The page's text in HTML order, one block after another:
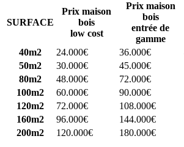
SURFACE
Prix maison
bois
low cost
Prix maison
bois
entrée de
gamme
40m2
24.000€ 36.000€
50m2
30.000€ 45.000€
80m2
48.000€ 72.000€
100m2
60.000€ 90.000€
120m2
72.000€ 108.000€
160m2
96.000€ 144.000€
200m2
120.000€ 180.000€